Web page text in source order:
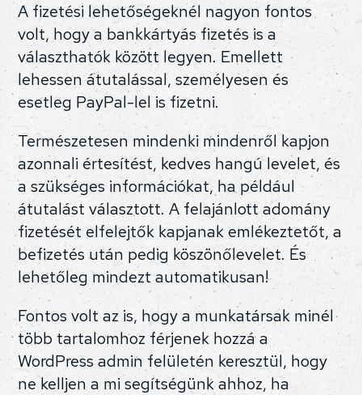
A fizetési lehetőségeknél nagyon fontos
volt, hogy a bankkártyás fizetés is a
választhatók között legyen. Emellett
lehessen átutalással, személyesen és
esetleg PayPal-lel is fizetni.
Természetesen mindenki mindenről kapjon
azonnali értesítést, kedves hangú levelet, és
a szükséges információkat, ha például
átutalást választott. A felajánlott adomány
fizetését elfelejtők kapjanak emlékeztetőt, a
befizetés után pedig köszönőlevelet. És
lehetőleg mindezt automatikusan!
Fontos volt az is, hogy a munkatársak minél
több tartalomhoz férjenek hozzá a
WordPress admin felületén keresztül, hogy
ne kelljen a mi segítségünk ahhoz, ha